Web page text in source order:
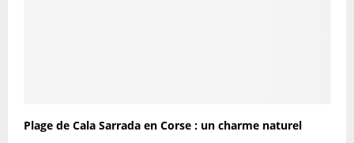
Plage de Cala Sarrada en Corse : un charme naturel